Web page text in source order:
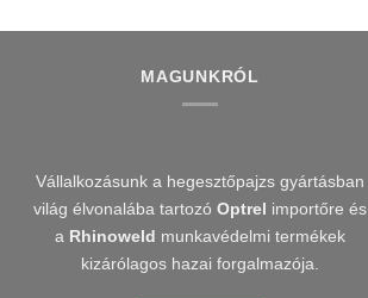
MAGUNKRÓL
Vállalkozásunk a hegesztőpajzs gyártásban
világ élvonalába tartozó Optrel importőre és
a Rhinoweld munkavédelmi termékek
kizárólagos hazai forgalmazója.